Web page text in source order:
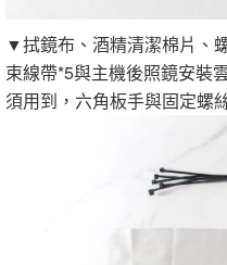
▼拭鏡布、酒精清潔棉片、
束線帶*5與主機後照鏡安裝
須用到，六角板手與固定螺